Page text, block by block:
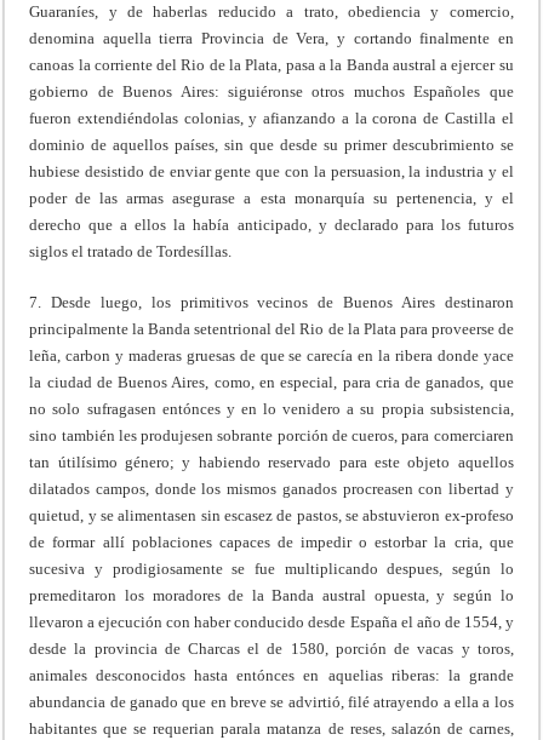
Guaraníes, y de haberlas reducido a trato, obediencia y comercio,
denomina aquella tierra Provincia de Vera, y cortando finalmente en
canoas la corriente del Rio de la Plata, pasa a la Banda austral a ejercer su
gobierno de Buenos Aires: siguiéronse otros muchos Españoles que
fueron extendiéndolas colonias, y afianzando a la corona de Castilla el
dominio de aquellos países, sin que desde su primer descubrimiento se
hubiese desistido de enviar gente que con la persuasion, la industria y el
poder de las armas asegurase a esta monarquía su pertenencia, y el
derecho que a ellos la había anticipado, y declarado para los futuros
siglos el tratado de Tordesíllas.
7. Desde luego, los primitivos vecinos de Buenos Aires destinaron
principalmente la Banda setentrional del Rio de la Plata para proveerse de
leña, carbon y maderas gruesas de que se carecía en la ribera donde yace
la ciudad de Buenos Aires, como, en especial, para cria de ganados, que
no solo sufragasen entónces y en lo venidero a su propia subsistencia,
sino también les produjesen sobrante porción de cueros, para comerciaren
tan útilísimo género; y habiendo reservado para este objeto aquellos
dilatados campos, donde los mismos ganados procreasen con libertad y
quietud, y se alimentasen sin escasez de pastos, se abstuvieron ex-profeso
de formar allí poblaciones capaces de impedir o estorbar la cria, que
sucesiva y prodigiosamente se fue multiplicando despues, según lo
premeditaron los moradores de la Banda austral opuesta, y según lo
llevaron a ejecución con haber conducido desde España el año de 1554, y
desde la provincia de Charcas el de 1580, porción de vacas y toros,
animales desconocidos hasta entónces en aquelias riberas: la grande
abundancia de ganado que en breve se advirtió, filé atrayendo a ella a los
habitantes que se requerian parala matanza de reses, salazón de carnes,